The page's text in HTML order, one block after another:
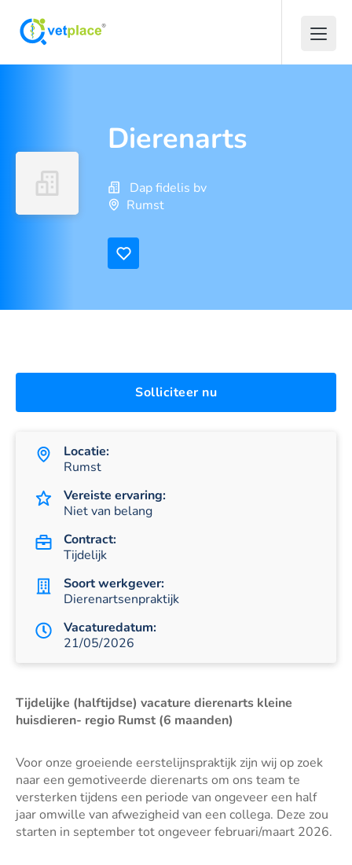
Dierenarts
Dap fidelis bv
Rumst
Solliciteer nu
Locatie:
Rumst
Vereiste ervaring:
Niet van belang
Contract:
Tijdelijk
Soort werkgever:
Dierenartsenpraktijk
Vacaturedatum:
21/05/2026
Tijdelijke (halftijdse) vacature dierenarts kleine
huisdieren- regio Rumst (6 maanden)
Voor onze groeiende eerstelijnspraktijk zijn wij op zoek
naar een gemotiveerde dierenarts om ons team te
versterken tijdens een periode van ongeveer een half
jaar omwille van afwezigheid van een collega. Deze zou
starten in september tot ongeveer februari/maart 2026.